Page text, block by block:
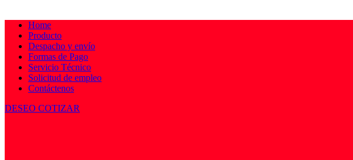
Home
Producto
Despacho y envío
Formas de Pago
Servicio Técnico
Solicitud de empleo
Contáctenos
DESEO COTIZAR